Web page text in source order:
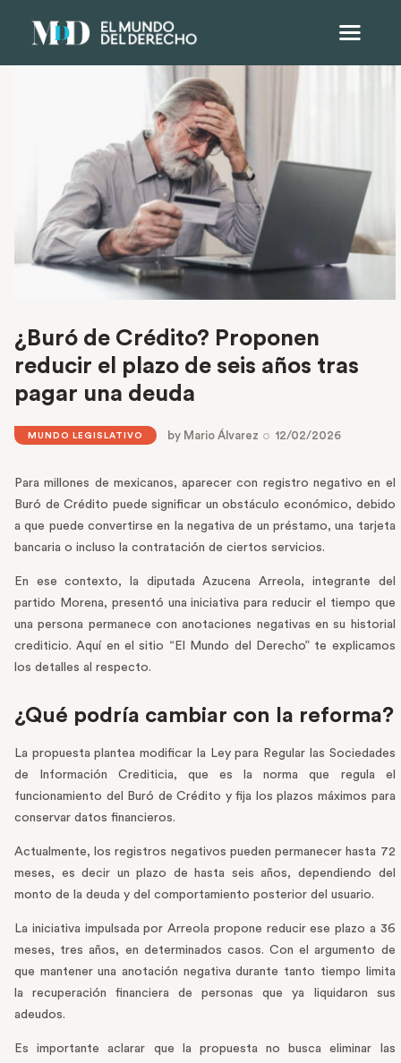
¿Buró de Crédito? Proponen
reducir el plazo de seis años tras
pagar una deuda
MUNDO LEGISLATIVO by Mario Álvarez 12/02/2026
Para millones de mexicanos, aparecer con registro negativo en el
Buró de Crédito puede significar un obstáculo económico, debido
a que puede convertirse en la negativa de un préstamo, una tarjeta
bancaria o incluso la contratación de ciertos servicios.
En ese contexto, la diputada Azucena Arreola, integrante del
partido Morena, presentó una iniciativa para reducir el tiempo que
una persona permanece con anotaciones negativas en su historial
crediticio. Aquí en el sitio “El Mundo del Derecho” te explicamos
los detalles al respecto.
¿Qué podría cambiar con la reforma?
La propuesta plantea modificar la Ley para Regular las Sociedades
de Información Crediticia, que es la norma que regula el
funcionamiento del Buró de Crédito y fija los plazos máximos para
conservar datos financieros.
Actualmente, los registros negativos pueden permanecer hasta 72
meses, es decir un plazo de hasta seis años, dependiendo del
monto de la deuda y del comportamiento posterior del usuario.
La iniciativa impulsada por Arreola propone reducir ese plazo a 36
meses, tres años, en determinados casos. Con el argumento de
que mantener una anotación negativa durante tanto tiempo limita
la recuperación financiera de personas que ya liquidaron sus
adeudos.
Es importante aclarar que la propuesta no busca eliminar las